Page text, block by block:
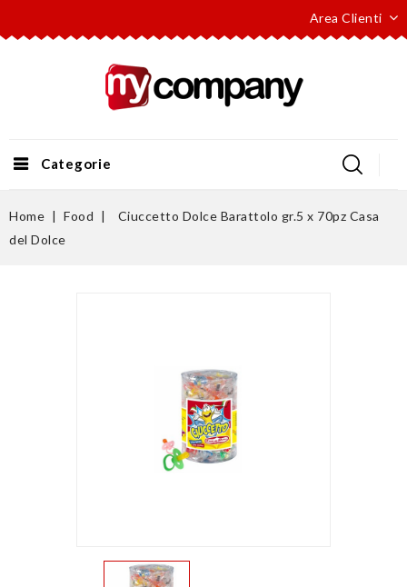
Area Clienti
Categorie
Home Food
Ciuccetto Dolce Barattolo gr.5 x 70pz Casa
del Dolce